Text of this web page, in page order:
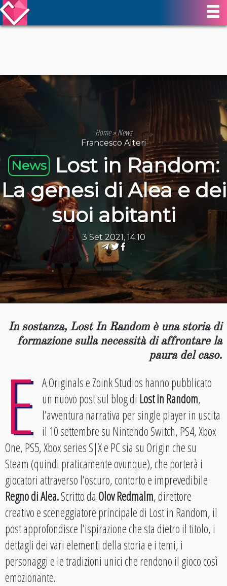
Home»News
Francesco Alteri
News
Lost in Random:
La genesi di Alea e dei
suoi abitanti
3 Set 2021, 14:10
In sostanza, Lost In Random è una storia di
formazione sulla necessità di affrontare la
paura del caso.
E A Originals e Zoink Studios hanno pubblicato
un nuovo post sul blog di Lost in Random,
l’avventura narrativa per single player in uscita
il 10 settembre su Nintendo Switch, PS4, Xbox
One, PS5, Xbox series S|X e PC sia su Origin che su
Steam (quindi praticamente ovunque), che porterà i
giocatori attraverso l’oscuro, contorto e imprevedibile
Regno di Alea.Scritto daOlov Redmalm, direttore
creativo e sceneggiatore principale di Lost in Random, il
post approfondisce l’ispirazione che sta dietro il titolo, i
dettagli dei vari elementi della storia e i temi, i
personaggi e le tradizioni unici che rendono il gioco così
emozionante.